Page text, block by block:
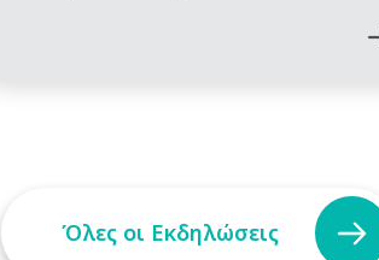
Όλες οι Εκδηλώσεις